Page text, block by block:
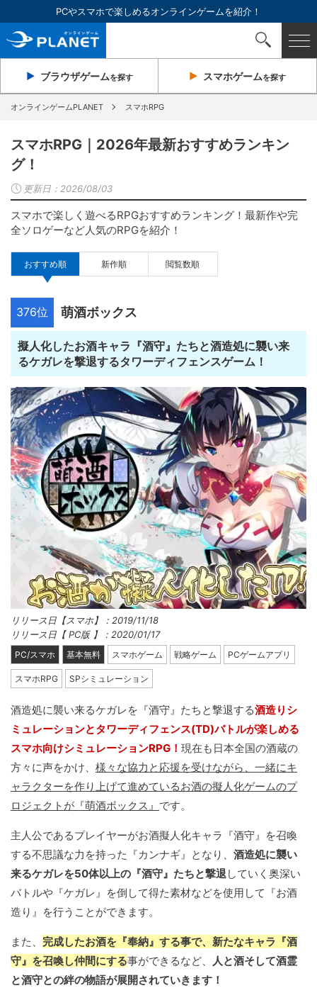
PCやスマホで楽しめるオンラインゲームを紹介！
ブラウザゲームを探す スマホゲームを探す
オンラインゲームPLANET スマホRPG
スマホRPG｜2026年最新おすすめランキン
グ！
更新日： 2026/08/03
スマホで楽しく遊べるRPGおすすめランキング！最新作や完
全ソロゲーなど人気のRPGを紹介！
おすすめ順 新作順 閲覧数順
376位 萌酒ボックス
擬人化したお酒キャラ『酒守』たちと酒造処に襲い来
るケガレを撃退するタワーディフェンスゲーム！
リリース日【スマホ】：2019/11/18
リリース日【 PC版 】：2020/01/17
PC/スマホ 基本無料 スマホゲーム 戦略ゲーム PCゲームアプリ
スマホRPG SPシミュレーション
酒造処に襲い来るケガレを『酒守』たちと撃退する酒造りシ
ミュレーションとタワーディフェンス(TD)バトルが楽しめる
スマホ向けシミュレーションRPG！ 現在も日本全国の酒蔵の
方々に声をかけ、 様々な協力と応援を受けながら、一緒にキ
ャラクターを作り上げて進めているお酒の擬人化ゲームのプ
ロジェクトが『萌酒ボックス』 です。
主人公であるプレイヤーがお酒擬人化キャラ『酒守』を召喚
する不思議な力を持った『カンナギ』となり、 酒造処に襲い
来るケガレを50体以上の『酒守』たちと撃退していく奥深い
バトルや『ケガレ』を倒して得た素材などを使用して『お酒
造り』を行うことができます。
また、 完成したお酒を『奉納』する事で、新たなキャラ『酒
守』を召喚し仲間にする事ができるなど、
人と酒そして酒霊
と酒守との絆の物語が展開されていきます！